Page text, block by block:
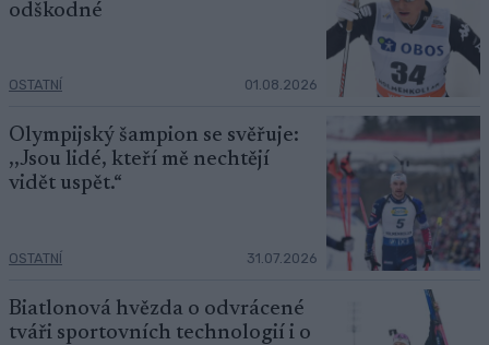
odškodné
OSTATNÍ 01.08.2026
Olympijský šampion se svěřuje:
,,Jsou lidé, kteří mě nechtějí
vidět uspět.“
OSTATNÍ 31.07.2026
Biatlonová hvězda o odvrácené
tváři sportovních technologií i o